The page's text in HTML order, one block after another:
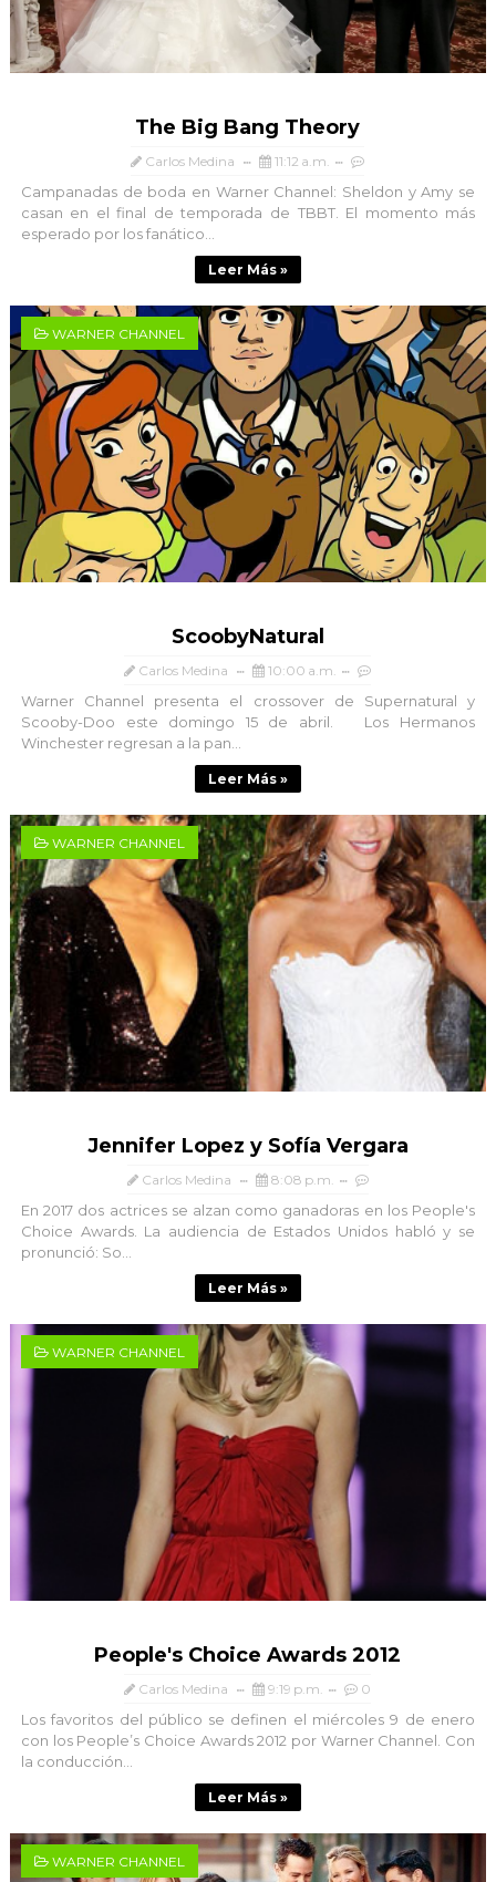
The Big Bang Theory
Carlos Medina 11:12 a.m.
Campanadas de boda en Warner Channel: Sheldon y Amy se
casan en el final de temporada de TBBT. El momento más
esperado por los fanático...
Leer Más »
WARNER CHANNEL
ScoobyNatural
Carlos Medina 10:00 a.m.
Warner Channel presenta el crossover de Supernatural y
Scooby-Doo este domingo 15 de abril. Los Hermanos
Winchester regresan a la pan...
Leer Más »
WARNER CHANNEL
Jennifer Lopez y Sofía Vergara
Carlos Medina 8:08 p.m.
En 2017 dos actrices se alzan como ganadoras en los People's
Choice Awards. La audiencia de Estados Unidos habló y se
pronunció: So...
Leer Más »
WARNER CHANNEL
People's Choice Awards 2012
Carlos Medina 9:19 p.m. 0
Los favoritos del público se definen el miércoles 9 de enero
con los People’s Choice Awards 2012 por Warner Channel. Con
la conducción...
Leer Más »
WARNER CHANNEL